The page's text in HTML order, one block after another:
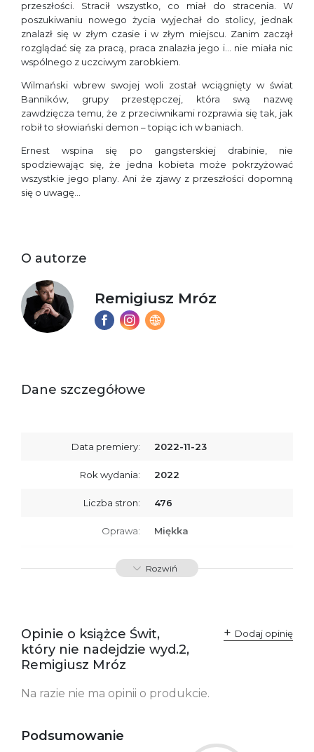
przeszłości. Stracił wszystko, co miał do stracenia. W
poszukiwaniu nowego życia wyjechał do stolicy, jednak
znalazł się w złym czasie i w złym miejscu. Zanim zaczął
rozglądać się za pracą, praca znalazła jego i… nie miała nic
wspólnego z uczciwym zarobkiem.
Wilmański wbrew swojej woli został wciągnięty w świat
Banników, grupy przestępczej, która swą nazwę
zawdzięcza temu, że z przeciwnikami rozprawia się tak, jak
robił to słowiański demon – topiąc ich w baniach.
Ernest wspina się po gangsterskiej drabinie, nie
spodziewając się, że jedna kobieta może pokrzyżować
wszystkie jego plany. Ani że zjawy z przeszłości dopomną
się o uwagę…
O autorze
Remigiusz Mróz
Dane szczegółowe
Data premiery: 2022-11-23
Rok wydania: 2022
Liczba stron: 476
Oprawa: Miękka
ISBN 9788367461771
odpowiedzialne za
zgodność produktu z
przepisami:
ul. Fredry 8
61-701 Poznań
Polska
bezpieczeństwa:
Rozwiń
Opinie o książce Świt,
który nie nadejdzie wyd.2,
Remigiusz Mróz
Dodaj opinię
Na razie nie ma opinii o produkcie.
Podsumowanie